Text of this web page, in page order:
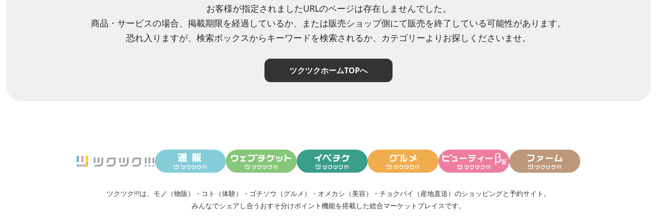
お客様が指定されましたURLのページは存在しませんでした。
商品・サービスの場合、掲載期限を経過しているか、または販売ショップ側にて販売を終了している可能性があります。
恐れ入りますが、検索ボックスからキーワードを検索されるか、カテゴリーよりお探しくださいませ。
ツクツクホームTOPへ
ツクツク!!!は、 モノ（物販） ・ コト（体験） ・ ゴチソウ（グルメ） ・ オメカシ（美容） ・ チョクバイ（産地直送） のショッピングと予約サイト。
みんなでシェアし合う おすそ分けポイント機能を搭載した総合マーケットプレイスです。